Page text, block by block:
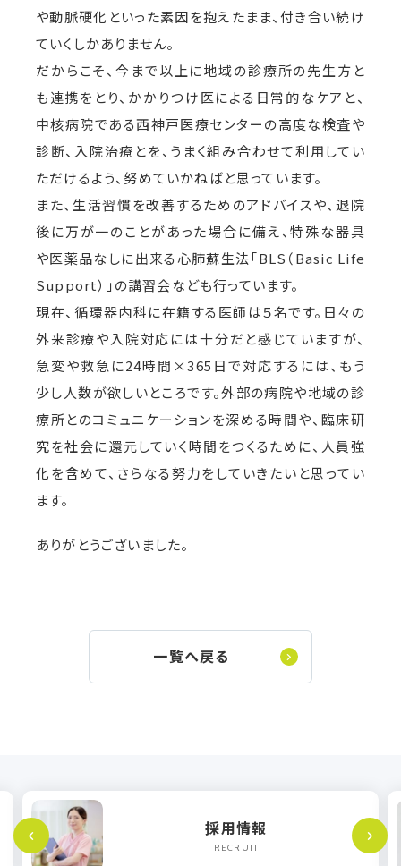
や動脈硬化といった素因を抱えたまま、付き合い続け
ていくしかありません。
だからこそ、今まで以上に地域の診療所の先生方と
も連携をとり、かかりつけ医による日常的なケアと、
中核病院である西神戸医療センターの高度な検査や
診断、入院治療とを、うまく組み合わせて利用してい
ただけるよう、努めていかねばと思っています。
また、生活習慣を改善するためのアドバイスや、退院
後に万が一のことがあった場合に備え、特殊な器具
や医薬品なしに出来る心肺蘇生法「BLS（Basic Life
Support）」の講習会なども行っています。
現在、循環器内科に在籍する医師は５名です。日々の
外来診療や入院対応には十分だと感じていますが、
急変や救急に24時間×365日で対応するには、もう
少し人数が欲しいところです。外部の病院や地域の診
療所とのコミュニケーションを深める時間や、臨床研
究を社会に還元していく時間をつくるために、人員強
化を含めて、さらなる努力をしていきたいと思ってい
ます。
ありがとうございました。
一覧へ戻る
採用情報
RECRUIT